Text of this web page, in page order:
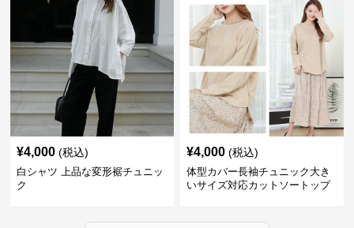
¥4,000 (税込)
白シャツ 上品な変形裾チュニッ
ク
¥4,000 (税込)
体型カバー長袖チュニック大き
いサイズ対応カットソートップ